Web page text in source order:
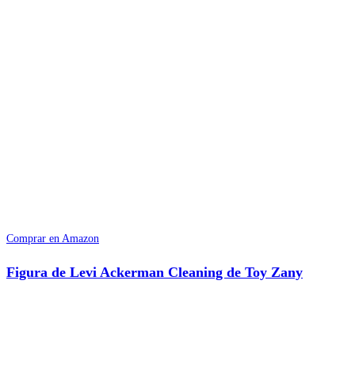
Comprar en Amazon
Figura de Levi Ackerman Cleaning de Toy Zany